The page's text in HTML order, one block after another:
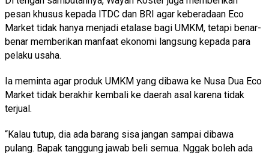
pesan khusus kepada ITDC dan BRI agar keberadaan Eco
Market tidak hanya menjadi etalase bagi UMKM, tetapi benar-
benar memberikan manfaat ekonomi langsung kepada para
pelaku usaha.
Ia meminta agar produk UMKM yang dibawa ke Nusa Dua Eco
Market tidak berakhir kembali ke daerah asal karena tidak
terjual.
“Kalau tutup, dia ada barang sisa jangan sampai dibawa
pulang. Bapak tanggung jawab beli semua. Nggak boleh ada